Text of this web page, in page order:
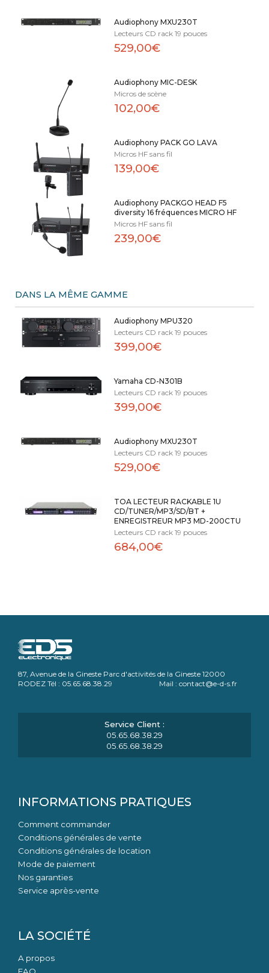
Audiophony MXU230T
Lecteurs CD rack 19 pouces
529,00€
Audiophony MIC-DESK
Micros de scène
102,00€
Audiophony PACK GO LAVA
Micros HF sans fil
139,00€
Audiophony PACKGO HEAD F5
diversity 16 fréquences MICRO HF
Micros HF sans fil
239,00€
DANS LA MÊME GAMME
Audiophony MPU320
Lecteurs CD rack 19 pouces
399,00€
Yamaha CD-N301B
Lecteurs CD rack 19 pouces
399,00€
Audiophony MXU230T
Lecteurs CD rack 19 pouces
529,00€
TOA LECTEUR RACKABLE 1U
CD/TUNER/MP3/SD/BT +
ENREGISTREUR MP3 MD-200CTU
Lecteurs CD rack 19 pouces
684,00€
87, Avenue de la Gineste Parc d'activités de la Gineste 12000
RODEZ Tél : 05.65.68.38.29 Mail : contact@e-d-s.fr
05.65.68.38.29
05.65.68.38.29
INFORMATIONS PRATIQUES
Comment commander
Conditions générales de vente
Conditions générales de location
Mode de paiement
Nos garanties
Service après-vente
LA SOCIÉTÉ
A propos